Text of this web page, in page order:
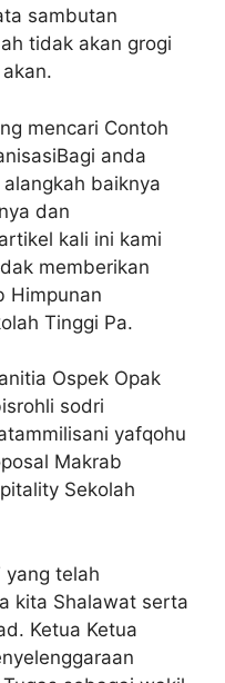
sambutan
tidak akan grogi
mencari Contoh
anda
baiknya
dan
kali ini kami
memberikan
Himpunan
Tinggi Pa.
Ospek Opak
sodri
yafqohu
Makrab
Sekolah
yang telah
kita Shalawat serta
Ketua Ketua